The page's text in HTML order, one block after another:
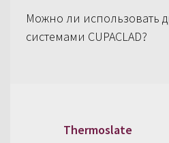
Можно ли использовать
системами CUPACLAD?
Thermoslate